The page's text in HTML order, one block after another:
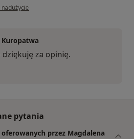
użytkownika Teresa
nadużycie
dziękuję za opinię.
pytania
przez Magdalena